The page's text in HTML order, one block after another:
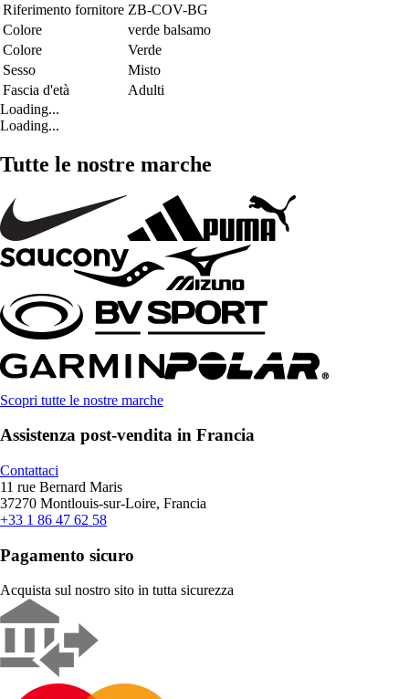
Riferimento fornitore ZB-COV-BG
Colore
verde balsamo
Colore
Verde
Sesso
Misto
Fascia d'età
Adulti
Loading...
Loading...
Tutte le nostre marche
Scopri tutte le nostre marche
Assistenza post-vendita in Francia
Contattaci
11 rue Bernard Maris
37270 Montlouis-sur-Loire, Francia
+33 1 86 47 62 58
Pagamento sicuro
Acquista sul nostro sito in tutta sicurezza